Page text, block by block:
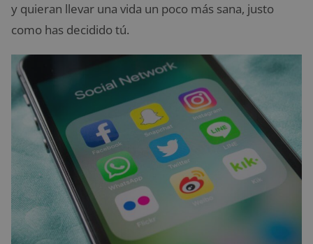
y quieran llevar una vida un poco más sana, justo
como has decidido tú.